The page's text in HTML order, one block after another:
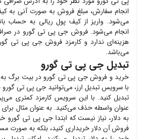
انجام سفارش، مبلغ فروش به صورت آنی به
می‌شود. واریز از کیف پول ریالی به حساب
انجام می‌شود. فروش جی پی تی گورو در
هزینه‌ای ندارد و کارمزد فروش جی پی تی
می‌باشد.
تبدیل جی پی تی گورو
خرید و فروشجی پی تی گورو در بیت برگ
با سرویس تبدیل ارز، می‌توانید جی پی تی گورو
تبدیل کنید. با این سرویس کارمزد کمتری
عنوان واسطه حذف می‌کنید. به عنوان مثال برای
به دلار، نیاز نیست که ابتداجی پی تی گورو
فروش آن دلار خریداری کنید، بلکه به صورت